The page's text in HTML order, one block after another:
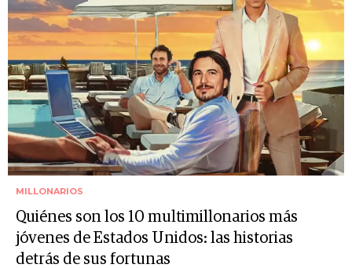
MILLONARIOS
Quiénes son los 10 multimillonarios más
jóvenes de Estados Unidos: las historias
detrás de sus fortunas